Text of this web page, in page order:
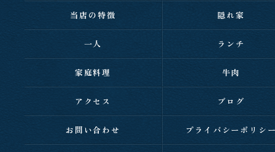
当店の特徴 隠れ家
一人 ランチ
家庭料理 牛肉
アクセス ブログ
お問い合わせ プライバシーポリシ